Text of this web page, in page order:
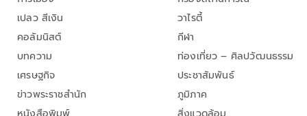
เปลว สีเงิน
คอลัมนิสต์
บทความ
เศรษฐกิจ
ข่าวพระราชสำนัก
วาไรตี้
กีฬา
ท่องเที่ยว – ศิลปวัฒนธรรม
ประชาสัมพันธ์
ภูมิภาค